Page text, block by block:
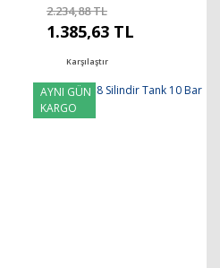
2.234,88 TL
1.385,63 TL
Karşılaştır
AYNI GÜN
KARGO